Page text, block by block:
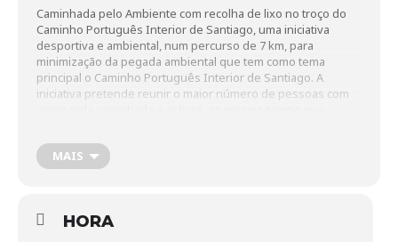
Caminhada pelo Ambiente com recolha de lixo no troço do
Caminho Português Interior de Santiago, uma iniciativa
desportiva e ambiental, num percurso de 7 km, para
minimização da pegada ambiental que tem como tema
principal o Caminho Português Interior de Santiago. A
iniciativa pretende reunir o maior número de pessoas com
seu país, num trabalho de recolha de lixo que se vai
encontrando ao longo do percurso, aliando assim a prática
desportiva a uma atividade sustentável. Cada participante
ambientais Inscrições até ao próximo dia 22 de abril, em
MAIS
HORA